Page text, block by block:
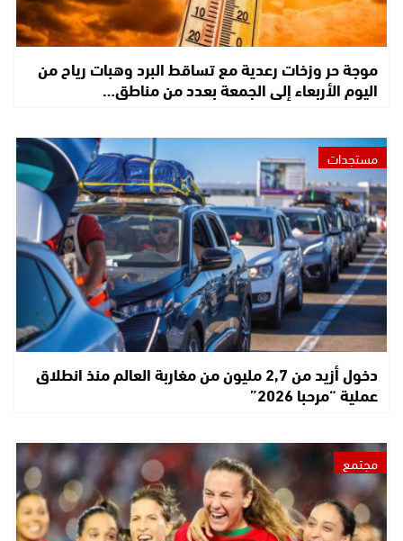
موجة حر وزخات رعدية مع تساقط البرد وهبات رياح من
اليوم الأربعاء إلى الجمعة بعدد من مناطق…
مستجدات
دخول أزيد من 2,7 مليون من مغاربة العالم منذ انطلاق
عملية “مرحبا 2026”
مجتمع